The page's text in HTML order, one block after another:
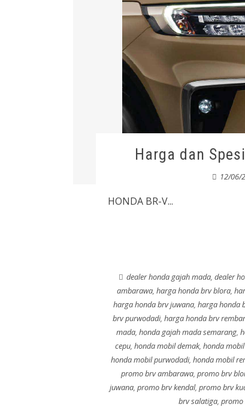
Harga dan
12/06/
HONDA BR-V...
dealer honda gajah mada, dealer
ambarawa, harga honda brv blora,
harga honda brv juwana, harga honda
brv purwodadi, harga honda brv
mada, honda gajah mada semarang,
cepu, honda mobil demak, honda
honda mobil purwodadi, honda mobil
promo brv ambarawa, promo brv
juwana, promo brv kendal, promo brv
brv salatiga, promo